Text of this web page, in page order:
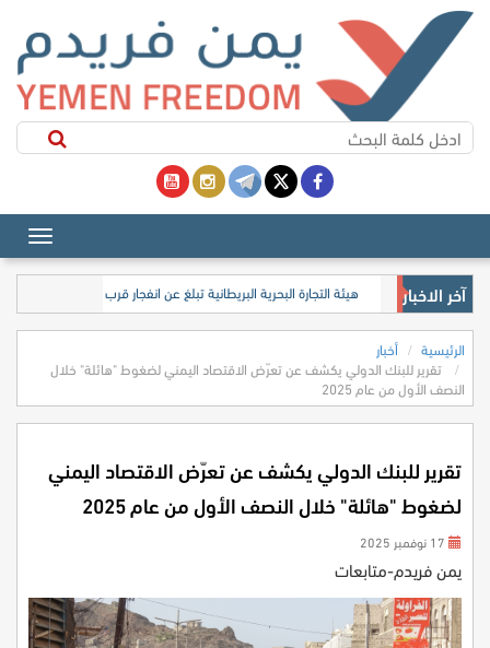
آخر الاخبار هيئة التجارة البحرية البريطانية تبلغ عن انفجار قرب ناقلة نفط
الرئيسية
أخبار
تقرير للبنك الدولي يكشف عن تعرّض الاقتصاد اليمني لضغوط "هائلة" خلال
النصف الأول من عام 2025
تقرير للبنك الدولي يكشف عن تعرّض الاقتصاد اليمني
لضغوط "هائلة" خلال النصف الأول من عام 2025
يمن فريدم-متابعات